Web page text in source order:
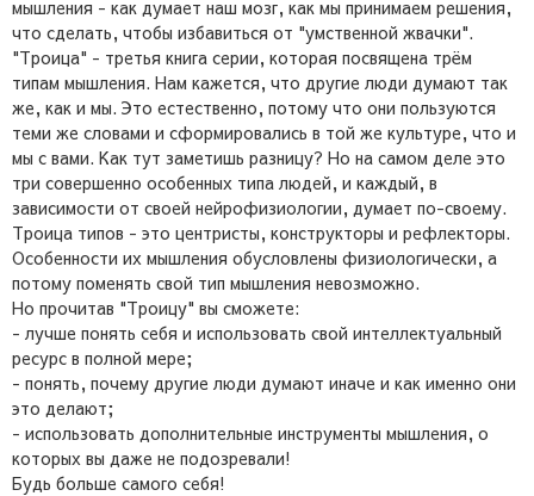
мышления - как думает наш мозг, как мы принимаем решения,
что сделать, чтобы избавиться от "умственной жвачки".
"Троица" - третья книга серии, которая посвящена трём
типам мышления. Нам кажется, что другие люди думают так
же, как и мы. Это естественно, потому что они пользуются
теми же словами и сформировались в той же культуре, что и
мы с вами. Как тут заметишь разницу? Но на самом деле это
три совершенно особенных типа людей, и каждый, в
зависимости от своей нейрофизиологии, думает по-своему.
Троица типов - это центристы, конструкторы и рефлекторы.
Особенности их мышления обусловлены физиологически, а
потому поменять свой тип мышления невозможно.
Но прочитав "Троицу" вы сможете:
- лучше понять себя и использовать свой интеллектуальный
ресурс в полной мере;
- понять, почему другие люди думают иначе и как именно они
это делают;
- использовать дополнительные инструменты мышления, о
которых вы даже не подозревали!
Будь больше самого себя!